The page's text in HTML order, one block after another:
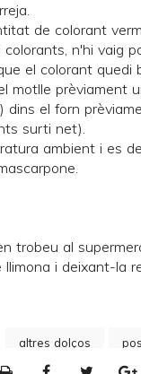
de colorant
n'hi vaig
el colorant quedi
motlle prèviament
dins el forn
surti net).
ambient i es
trobeu al
llimona i deixant-la
altres dolços